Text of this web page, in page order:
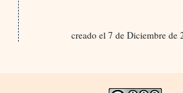
creado el 7 de Diciembre de